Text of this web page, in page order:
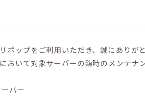
ポップをご利用いただき、誠にありが
おいて対象サーバーの臨時のメンテナ
バー